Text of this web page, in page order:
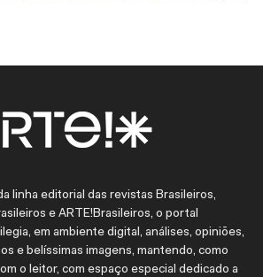
linha editorial das revistas Brasileiros,
e ARTE!Brasileiros, o portal
em ambiente digital, análises, opiniões,
e belíssimas imagens, mantendo, como
o leitor, com espaço especial dedicado a